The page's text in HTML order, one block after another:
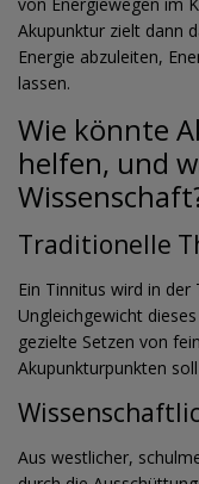
Akupunktur zielt dann
Energie abzuleiten,
lassen.
Wie könnte
helfen, und
Traditionelle
Ein Tinnitus wird in
Ungleichgewicht
gezielte Setzen von
Akupunkturpunkten
Aus westlicher,